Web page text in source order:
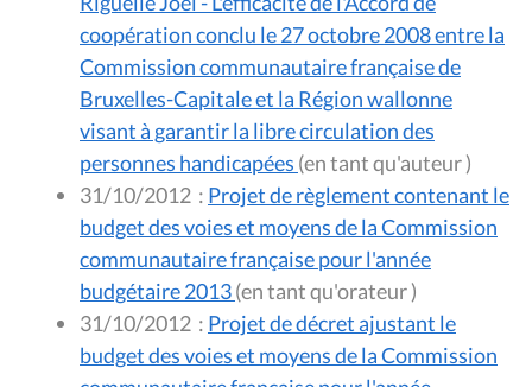
coopération conclu le 27 octobre 2008 entre la
Commission communautaire française de
Bruxelles-Capitale et la Région wallonne
visant à garantir la libre circulation des
personnes handicapées
(en tant qu'auteur )
31/10/2012 : Projet de règlement contenant le
budget des voies et moyens de la Commission
communautaire française pour l'année
budgétaire 2013
(en tant qu'orateur )
31/10/2012 : Projet de décret ajustant le
budget des voies et moyens de la Commission